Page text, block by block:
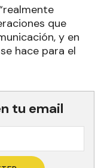
que
y en
hace para el
tu email